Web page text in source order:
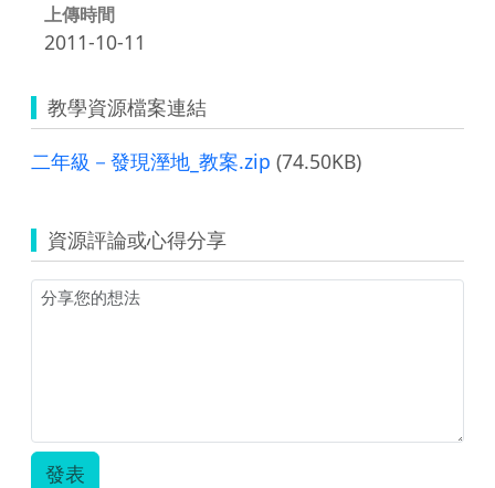
上傳時間
2011-10-11
教學資源檔案連結
二年級－發現溼地_教案.zip (74.50KB)
資源評論或心得分享
發表